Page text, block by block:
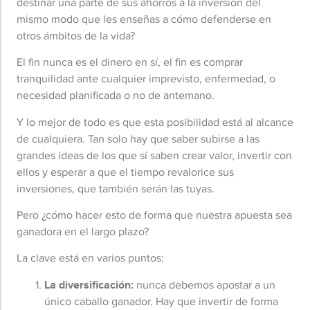
mismo modo que les enseñas a cómo defenderse en
otros ámbitos de la vida?
El fin nunca es el dinero en sí, el fin es comprar
tranquilidad ante cualquier imprevisto, enfermedad, o
necesidad planificada o no de antemano.
Y lo mejor de todo es que esta posibilidad está al alcance
de cualquiera. Tan solo hay que saber subirse a las
grandes ideas de los que sí saben crear valor, invertir con
ellos y esperar a que el tiempo revalorice sus
inversiones, que también serán las tuyas.
Pero ¿cómo hacer esto de forma que nuestra apuesta sea
ganadora en el largo plazo?
La clave está en varios puntos:
La diversificación: nunca debemos apostar a un
único caballo ganador. Hay que invertir de forma